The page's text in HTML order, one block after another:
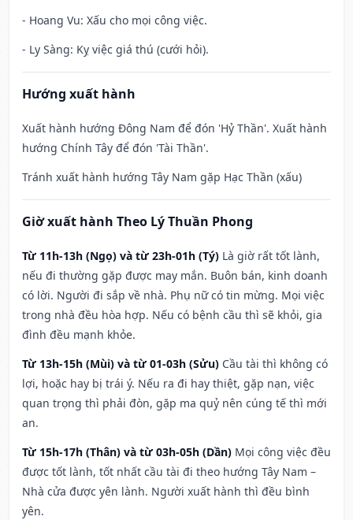
- Hoang Vu: Xấu cho mọi công việc.
- Ly Sàng: Kỵ việc giá thú (cưới hỏi).
Hướng xuất hành
Xuất hành hướng Đông Nam để đón 'Hỷ Thần'. Xuất hành
hướng Chính Tây để đón 'Tài Thần'.
Tránh xuất hành hướng Tây Nam gặp Hạc Thần (xấu)
Giờ xuất hành Theo Lý Thuần Phong
Từ 11h-13h (Ngọ) và từ 23h-01h (Tý) Là giờ rất tốt lành,
nếu đi thường gặp được may mắn. Buôn bán, kinh doanh
có lời. Người đi sắp về nhà. Phụ nữ có tin mừng. Mọi việc
trong nhà đều hòa hợp. Nếu có bệnh cầu thì sẽ khỏi, gia
đình đều mạnh khỏe.
Từ 13h-15h (Mùi) và từ 01-03h (Sửu) Cầu tài thì không có
lợi, hoặc hay bị trái ý. Nếu ra đi hay thiệt, gặp nạn, việc
quan trọng thì phải đòn, gặp ma quỷ nên cúng tế thì mới
an.
Từ 15h-17h (Thân) và từ 03h-05h (Dần) Mọi công việc đều
được tốt lành, tốt nhất cầu tài đi theo hướng Tây Nam –
Nhà cửa được yên lành. Người xuất hành thì đều bình
yên.